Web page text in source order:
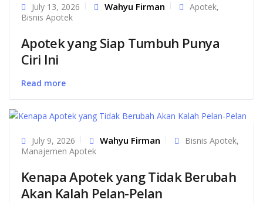
July 13, 2026 Wahyu Firman Apotek,
Bisnis Apotek
Apotek yang Siap Tumbuh Punya
Ciri Ini
Read more
July 9, 2026 Wahyu Firman Bisnis Apotek,
Manajemen Apotek
Kenapa Apotek yang Tidak Berubah
Akan Kalah Pelan-Pelan